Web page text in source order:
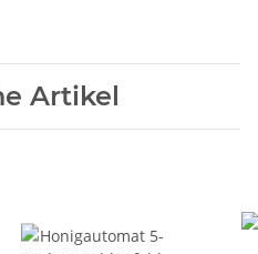
Artikel